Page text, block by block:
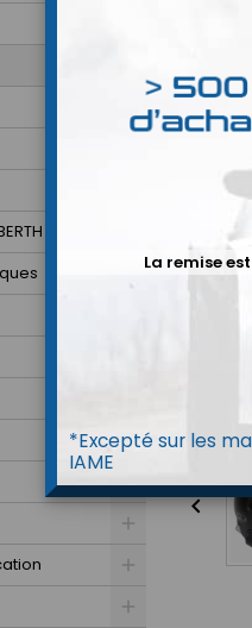

La remise
*Excepté sur les
IAME